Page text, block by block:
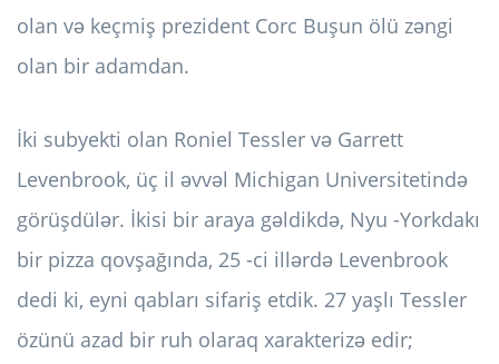
olan və keçmiş prezident Corc Buşun ölü zəngi
olan bir adamdan.
İki subyekti olan Roniel Tessler və Garrett
Levenbrook, üç il əvvəl Michigan Universitetində
görüşdülər. İkisi bir araya gəldikdə, Nyu -Yorkdakı
bir pizza qovşağında, 25 -ci illərdə Levenbrook
dedi ki, eyni qabları sifariş etdik. 27 yaşlı Tessler
özünü azad bir ruh olaraq xarakterizə edir;